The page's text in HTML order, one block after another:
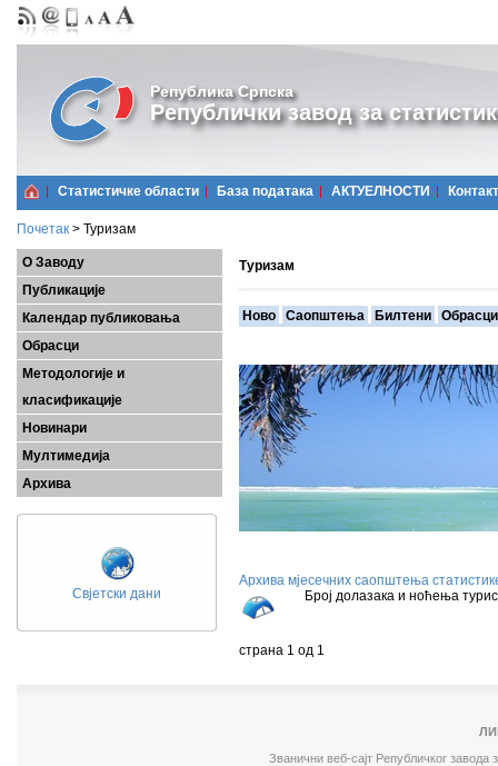
Република Српска
Републички завод за
Статистичке области Базa података АКТУЕЛНОСТИ Контакт
Почетак > Туризам
О Заводу
Публикације
Календар публиковања
Обрасци
Методологије и
класификације
Новинари
Мултимедија
Архива
Свјетски дани
Туризам
Ново Саопштења Билтени Обрасци
Архива мјесечних саопштења
Број долазака и
страна 1 од 1
Званични веб-сајт Републичког